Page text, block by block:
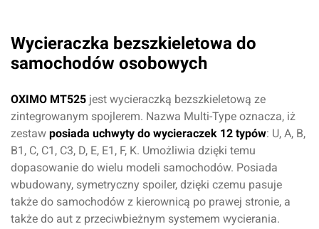
Wycieraczka bezszkieletowa do
samochodów osobowych
OXIMO MT525 jest wycieraczką bezszkieletową ze
zintegrowanym spojlerem. Nazwa Multi-Type oznacza, iż
zestaw posiada uchwyty do wycieraczek 12 typów: U, A, B,
B1, C, C1, C3, D, E, E1, F, K. Umożliwia dzięki temu
dopasowanie do wielu modeli samochodów. Posiada
wbudowany, symetryczny spoiler, dzięki czemu pasuje
także do samochodów z kierownicą po prawej stronie, a
także do aut z przeciwbieżnym systemem wycierania.